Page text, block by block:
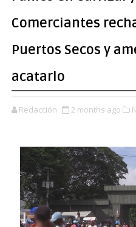
Comerciantes
Puertos Secos y
acatarlo
Redacción 2 months ago